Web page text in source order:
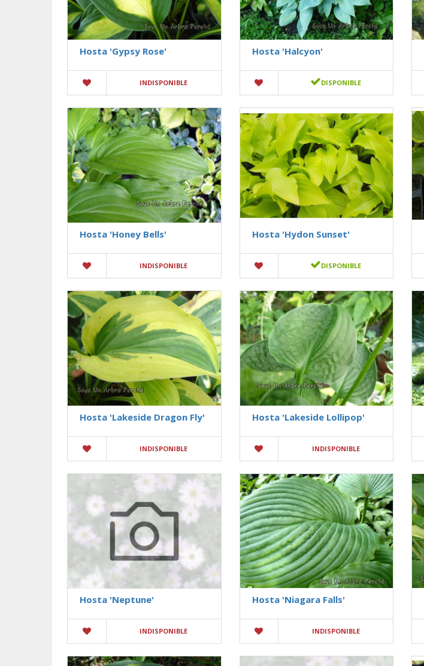
Hosta 'Gypsy Rose'
INDISPONIBLE
Hosta 'Halcyon'
DISPONIBLE
Hosta 'Honey Bells'
INDISPONIBLE
Hosta 'Hydon Sunset'
DISPONIBLE
Hosta 'Lakeside Dragon Fly'
INDISPONIBLE
Hosta 'Lakeside Lollipop'
INDISPONIBLE
Hosta 'Neptune'
INDISPONIBLE
Hosta 'Niagara Falls'
INDISPONIBLE